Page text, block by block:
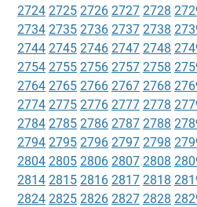
2724 2725 2726 2727 2728
2734 2735 2736 2737 2738
2744 2745 2746 2747 2748
2754 2755 2756 2757 2758
2764 2765 2766 2767 2768
2774 2775 2776 2777 2778
2784 2785 2786 2787 2788
2794 2795 2796 2797 2798
2804 2805 2806 2807 2808
2814 2815 2816 2817 2818
2824 2825 2826 2827 2828